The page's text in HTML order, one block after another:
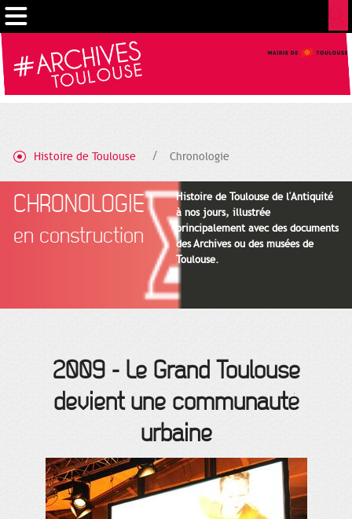
Histoire de Toulouse Chronologie
CHRONOLOGIE
en construction
Histoire de Toulouse de l'Antiquité
à nos jours, illustrée
principalement avec des documents
des Archives ou des musées de
Toulouse.
2009- Le Grand Toulouse
devient une communauté
urbaine
Gestion de vos préférences sur les cookies